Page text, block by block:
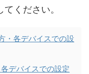
ください。
・各デバイスでの設
デバイスでの設定